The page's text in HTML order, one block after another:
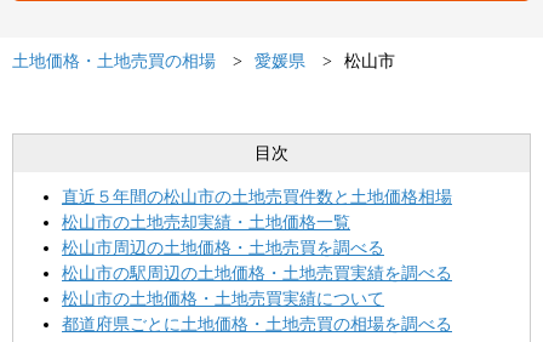
土地価格・土地売買の相場 愛媛県 松山市
目次
直近５年間の松山市の土地売買件数と土地価格相場
松山市の土地売却実績・土地価格一覧
松山市周辺の土地価格・土地売買を調べる
松山市の駅周辺の土地価格・土地売買実績を調べる
松山市の土地価格・土地売買実績について
都道府県ごとに土地価格・土地売買の相場を調べる